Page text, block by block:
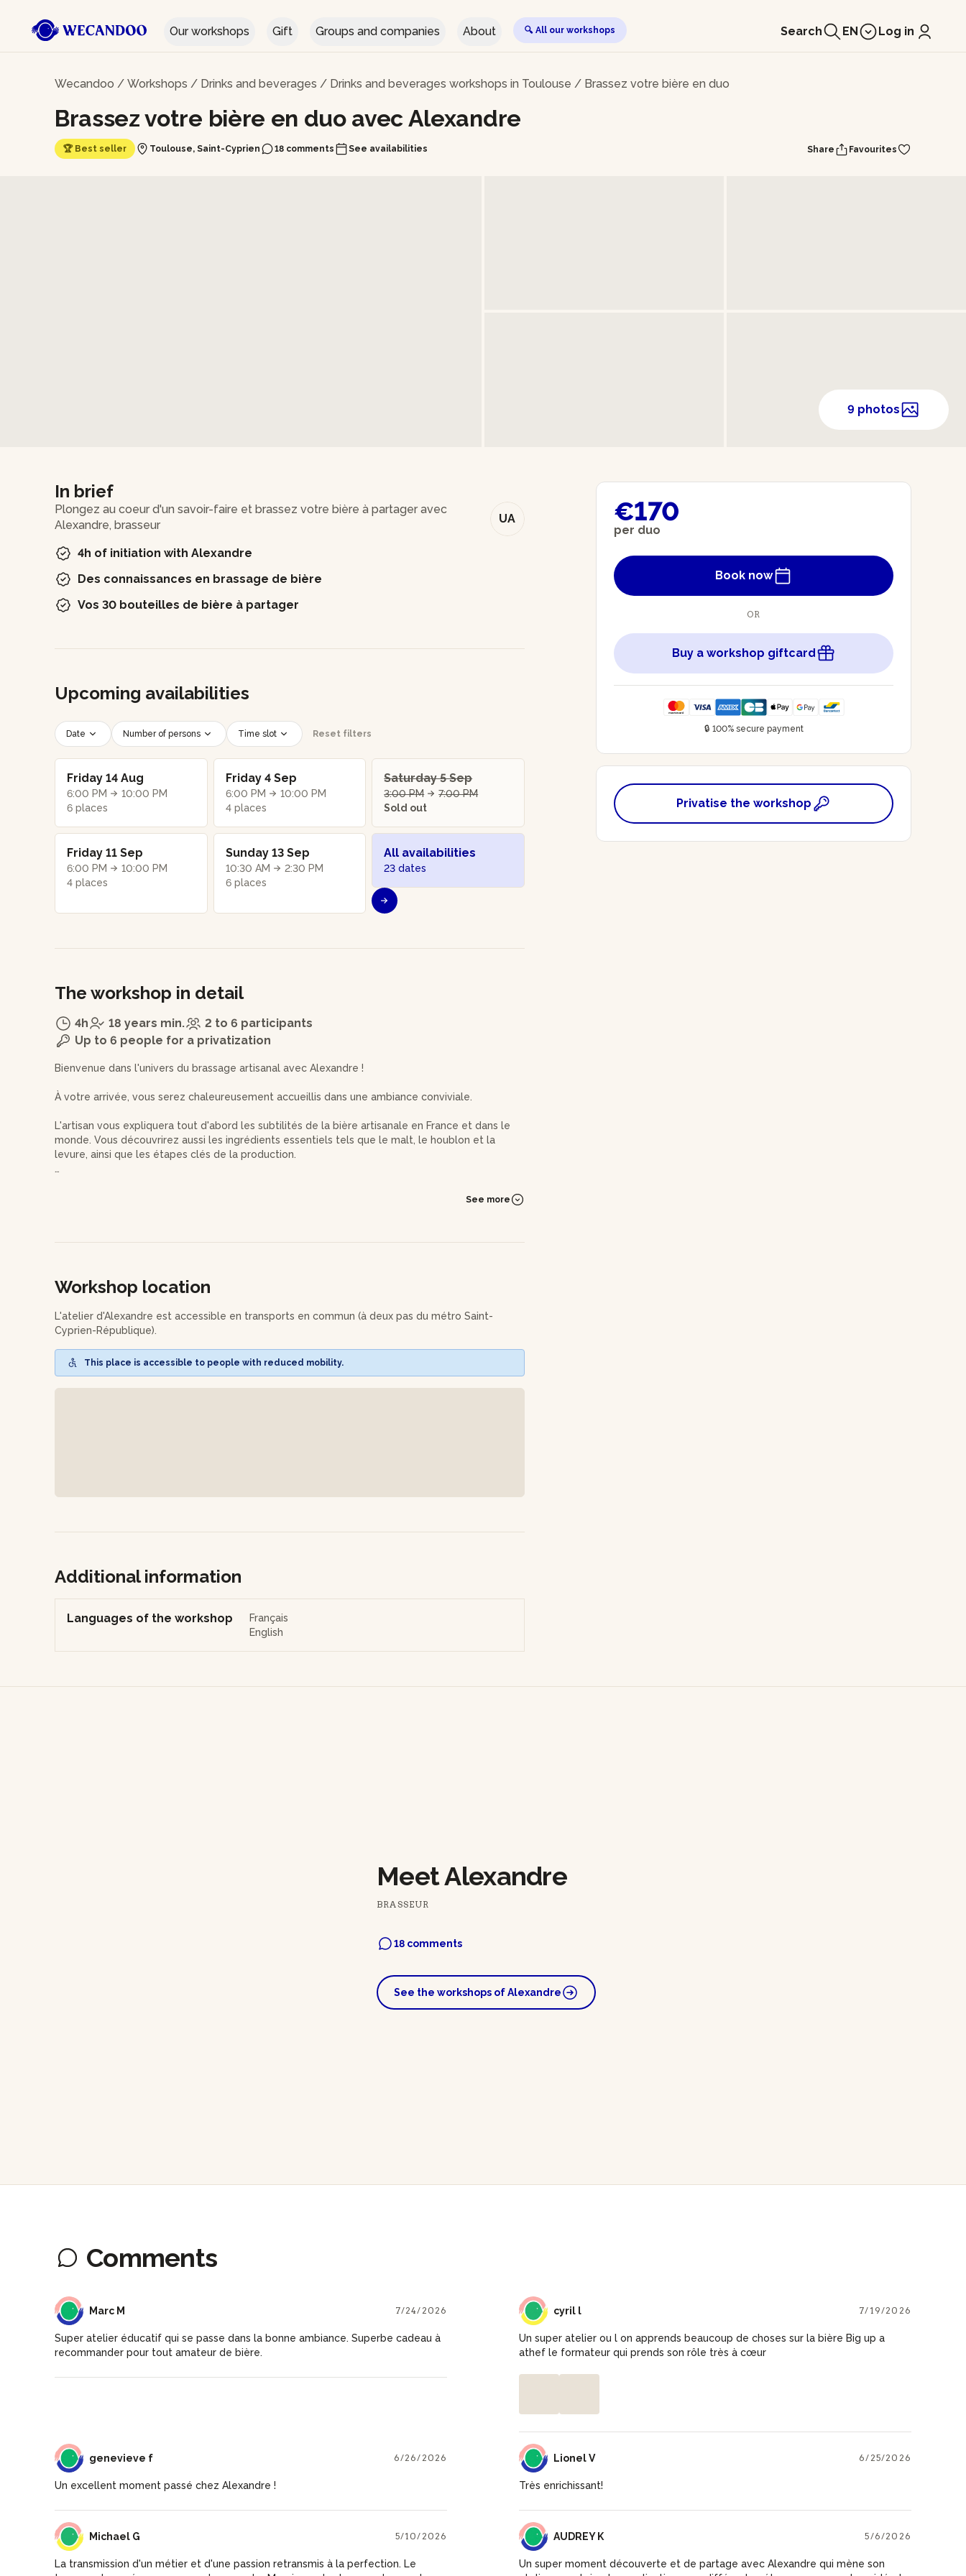
Our workshops Gift Groups and companies About 🔍 All our workshops Search EN Log in
Wecandoo / Workshops / Drinks and beverages / Drinks and beverages workshops in Toulouse / Brassez votre bière en duo
Brassez votre bière en duo avec Alexandre
🏆 Best seller Toulouse, Saint-Cyprien 18 comments See availabilities Share Favourites
9 photos
In brief
UA
Plongez au coeur d'un savoir-faire et brassez votre bière à partager avec
Alexandre, brasseur
4h of initiation with Alexandre
Des connaissances en brassage de bière
Vos 30 bouteilles de bière à partager
Upcoming availabilities
Date Number of persons Time slot Reset filters
Friday 14 Aug
6:00 PM
10:00 PM
6 places
Friday 4 Sep
6:00 PM
10:00 PM
4 places
Saturday 5 Sep
3:00 PM
7:00 PM
Sold out
Friday 11 Sep
6:00 PM
10:00 PM
4 places
Sunday 13 Sep
10:30 AM
2:30 PM
6 places
All availabilities
23 dates
The workshop in detail
4h 18 years min.
2 to 6 participants
Up to 6 people for a privatization
Bienvenue dans l'univers du brassage artisanal avec Alexandre !
À votre arrivée, vous serez chaleureusement accueillis dans une ambiance conviviale.
L'artisan vous expliquera tout d'abord les subtilités de la bière artisanale en France et dans le
monde. Vous découvrirez aussi les ingrédients essentiels tels que le malt, le houblon et la
levure, ainsi que les étapes clés de la production.
enrichir vos connaissances.
partagées chez vous avec votre binôme du jour. De quoi trinquer à votre succès !
See more
Workshop location
L'atelier d'Alexandre est accessible en transports en commun (à deux pas du métro Saint-
Cyprien-République).
This place is accessible to people with reduced mobility.
Additional information
Languages of the workshop
Français
English
€170
per duo
Book now
OR
Buy a workshop giftcard
🔒 100% secure payment
Privatise the workshop
Meet Alexandre
BRASSEUR
18 comments
See the workshops of Alexandre
Comments
MM Marc M 7/24/2026
Super atelier éducatif qui se passe dans la bonne ambiance. Superbe cadeau à
recommander pour tout amateur de bière.
CL cyril l 7/19/2026
Un super atelier ou l on apprends beaucoup de choses sur la bière Big up a
athef le formateur qui prends son rôle très à cœur
GF genevieve f 6/26/2026
Un excellent moment passé chez Alexandre !
LV Lionel V 6/25/2026
Très enrichissant!
MG Michael G 5/10/2026
La transmission d'un métier et d'une passion retransmis à la perfection. Le
AK AUDREY K 5/6/2026
Un super moment découverte et de partage avec Alexandre qui mène son